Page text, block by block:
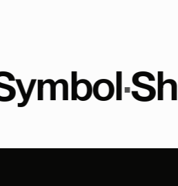
·Shagal·